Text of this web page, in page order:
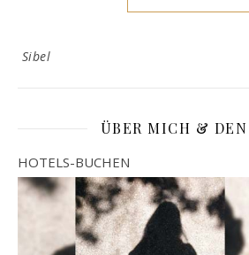
Sibel
ÜBER MICH & DEN
HOTELS-BUCHEN